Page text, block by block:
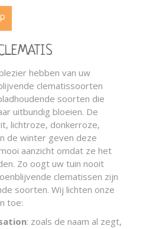
hebben van uw
clematissoorten
soorten die
uitbundig bloeien. De
lichtroze, donkerroze,
de winter geven deze
aanzicht omdat ze het
Zo oogt uw tuin nooit
clematissen zijn
soorten. Wij lichten onze
toe:
: zoals de naam al zegt,